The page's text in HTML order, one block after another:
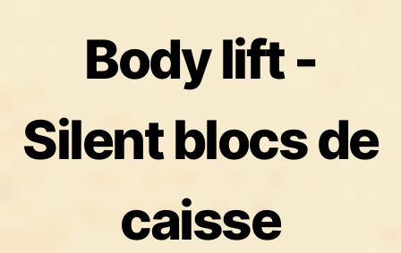
P
a
s
i
o
Body lift -
Silent blocs de
caisse